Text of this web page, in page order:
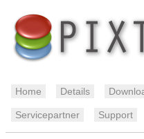
Home Details
Servicepartner Support